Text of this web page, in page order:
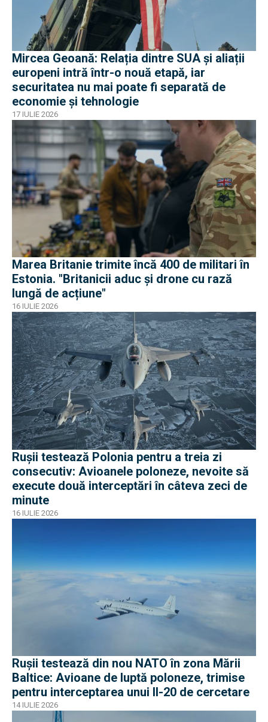
Mircea Geoană: Relația dintre SUA și aliații
europeni intră într-o nouă etapă, iar
securitatea nu mai poate fi separată de
economie și tehnologie
17 IULIE 2026
Marea Britanie trimite încă 400 de militari în
Estonia. "Britanicii aduc și drone cu rază
lungă de acțiune"
16 IULIE 2026
Rușii testează Polonia pentru a treia zi
consecutiv: Avioanele poloneze, nevoite să
execute două interceptări în câteva zeci de
minute
16 IULIE 2026
Rușii testează din nou NATO în zona Mării
Baltice: Avioane de luptă poloneze, trimise
pentru interceptarea unui Il-20 de cercetare
14 IULIE 2026